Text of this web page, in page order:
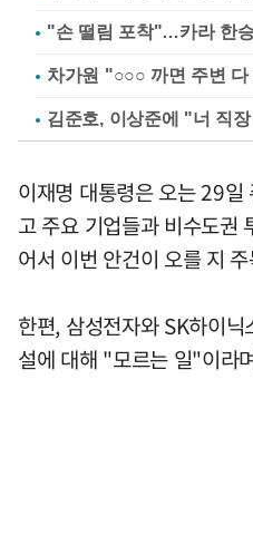
"손 떨림 포착"…카라 한
차가원 "○○○ 까면 주변
김준호, 이상준에 "너 직
이재명 대통령은 오는 29일
고 주요 기업들과 비수도권
어서 이번 안건이 오를 지
한편, 삼성전자와 SK하이
설에 대해 "모르는 일"이라